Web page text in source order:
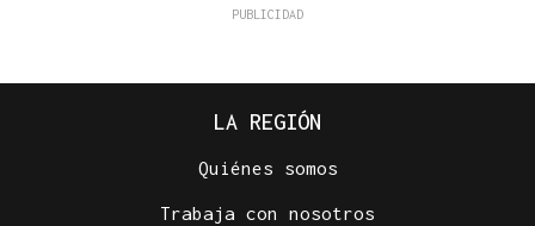
LA REGIÓN
Quiénes somos
Trabaja con nosotros